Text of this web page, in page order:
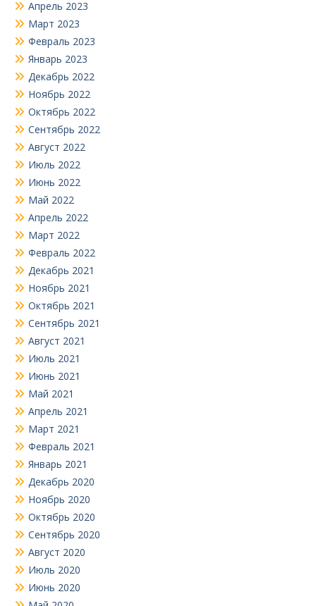
Апрель 2023
Март 2023
Февраль 2023
Январь 2023
Декабрь 2022
Ноябрь 2022
Октябрь 2022
Сентябрь 2022
Август 2022
Июль 2022
Июнь 2022
Май 2022
Апрель 2022
Март 2022
Февраль 2022
Декабрь 2021
Ноябрь 2021
Октябрь 2021
Сентябрь 2021
Август 2021
Июль 2021
Июнь 2021
Май 2021
Апрель 2021
Март 2021
Февраль 2021
Январь 2021
Декабрь 2020
Ноябрь 2020
Октябрь 2020
Сентябрь 2020
Август 2020
Июль 2020
Июнь 2020